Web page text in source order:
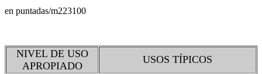
en puntadas/m223100
NIVEL DE USO
APROPIADO
USOS TÍPICOS